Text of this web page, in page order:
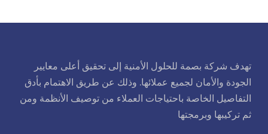
تهدف شركة بصمة للحلول الأمنية إلى تحقيق أعلى معايير
الجودة والأمان لجميع عملائها. وذلك عن طريق الاهتمام بأدق
التفاصيل الخاصة باحتياجات العملاء من توصيف الأنظمة ومن
ثم تركيبها وبرمجتها